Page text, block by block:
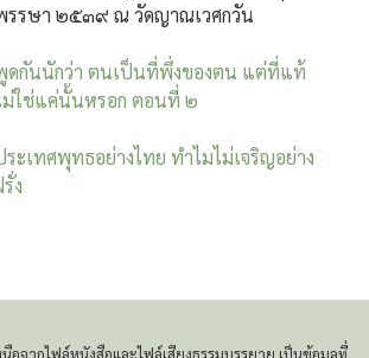
รรษา ๒๕๓๙ ณ วัดญาณเวศกวัน
ดกันนักว่า ตนเป็นที่พึ่งของตน แต่ที่แท้
ม่ใช่แค่นั้นหรอก ตอนที่ ๒
ระเทศพุทธอย่างไทย ทำไมไม่เจริญอย่าง
ง
นือจากไฟล์หนังสือและไฟล์เสียงธรรมบรรยาย เป็นข้อมูลที่